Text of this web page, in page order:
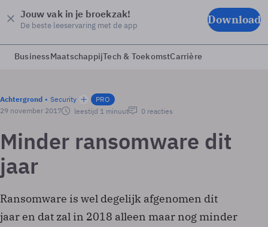
Jouw vak in je broekzak!
De beste leeservaring met de app Download
BusinessMaatschappijTech & ToekomstCarrière
Achtergrond Security
PRO
29 november 2017
leestijd 1 minuut 0 reacties
Minder ransomware dit
jaar
Ransomware is wel degelijk afgenomen dit
jaar en dat zal in 2018 alleen maar nog minder